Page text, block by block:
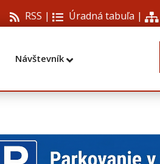
RSS | Úradná tabuľa |
Návštevník